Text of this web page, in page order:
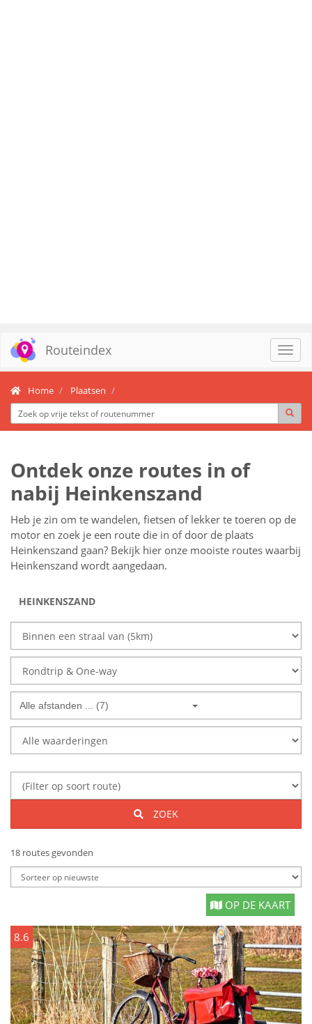
Routeindex
Home Plaatsen
Ontdek onze routes in of
nabij Heinkenszand
Heb je zin om te wandelen, fietsen of lekker te toeren op de
motor en zoek je een route die in of door de plaats
Heinkenszand gaan? Bekijk hier onze mooiste routes waarbij
Heinkenszand wordt aangedaan.
Alle afstanden ... (7)
ZOEK
18 routes gevonden
OP DE KAART
8.6